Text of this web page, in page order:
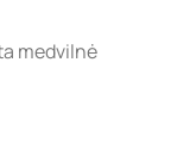
medvilnė